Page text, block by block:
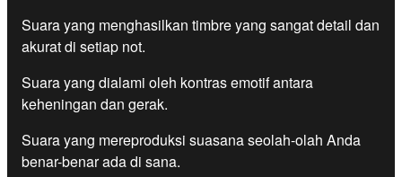
Suara yang menghasilkan timbre yang sangat detail dan
akurat di setiap not.
Suara yang dialami oleh kontras emotif antara
keheningan dan gerak.
Suara yang mereproduksi suasana seolah-olah Anda
benar-benar ada di sana.